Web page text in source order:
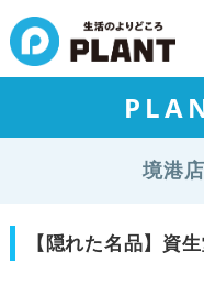
境港
【隠れた名品】資